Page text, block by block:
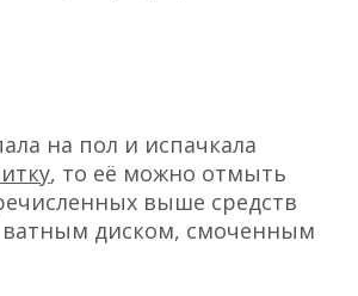
на пол и испачкала
, то её можно отмыть
выше средств
ватным диском, смоченным